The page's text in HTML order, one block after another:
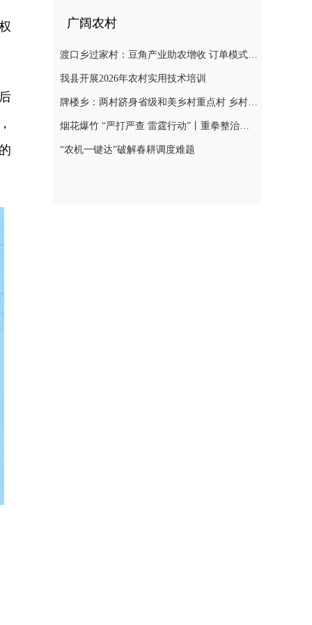
广阔农村
渡口乡过家村：豆角产业助农增收 订单模式铺就致富路
我县开展2026年农村实用技术培训
牌楼乡：两村跻身省级和美乡村重点村 乡村振兴迎来“加速跑”
烟花爆竹 “严打严查 雷霆行动”丨重拳整治非法储存烟花爆竹 筑牢辖区安全防线
“农机一键达”破解春耕调度难题